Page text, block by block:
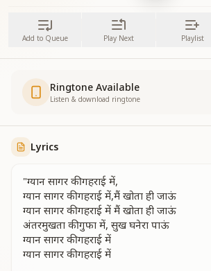
Add to Queue Play Next Playlist
Ringtone Available
Listen & download ringtone
Lyrics
"ग्यान सागर की गहराई में,
ग्यान सागर की गहराई में,मैं खोता ही जाऊं
ग्यान सागर की गहराई में मैं खोता ही जाऊं
अंतरमुखता की गुफा में, सुख घनेरा पाऊं
ग्यान सागर की गहराई में
ग्यान सागर की गहराई में